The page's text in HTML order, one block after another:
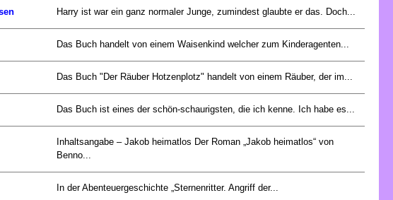
Harry ist war ein ganz normaler Junge, zumindest glaubte er das. Doch...
Das Buch handelt von einem Waisenkind welcher zum Kinderagenten...
Das Buch "Der Räuber Hotzenplotz" handelt von einem Räuber, der im...
Das Buch ist eines der schön-schaurigsten, die ich kenne. Ich habe es...
Inhaltsangabe – Jakob heimatlos Der Roman „Jakob heimatlos“ von
Benno...
In der Abenteuergeschichte „Sternenritter. Angriff der...